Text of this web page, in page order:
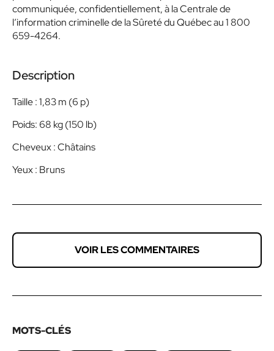
communiquée, confidentiellement, à la Centrale de
l’information criminelle de la Sûreté du Québec au 1 800
659-4264.
Description
Taille : 1,83 m (6 p)
Poids: 68 kg (150 lb)
Cheveux : Châtains
Yeux : Bruns
VOIR LES COMMENTAIRES
MOTS-CLÉS